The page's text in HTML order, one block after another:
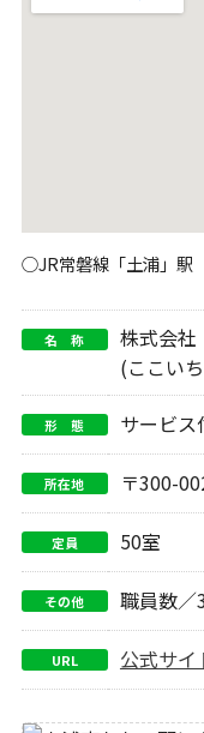
○JR常磐線「土浦」
名 称
株式会
(ここい
形 態 サービス
所在地 〒300-
定員 50室
その他 職員数／
URL 公式サイ